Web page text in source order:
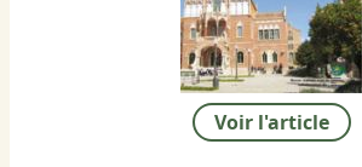
Voir l'article